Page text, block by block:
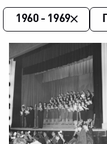
1960 - 1969